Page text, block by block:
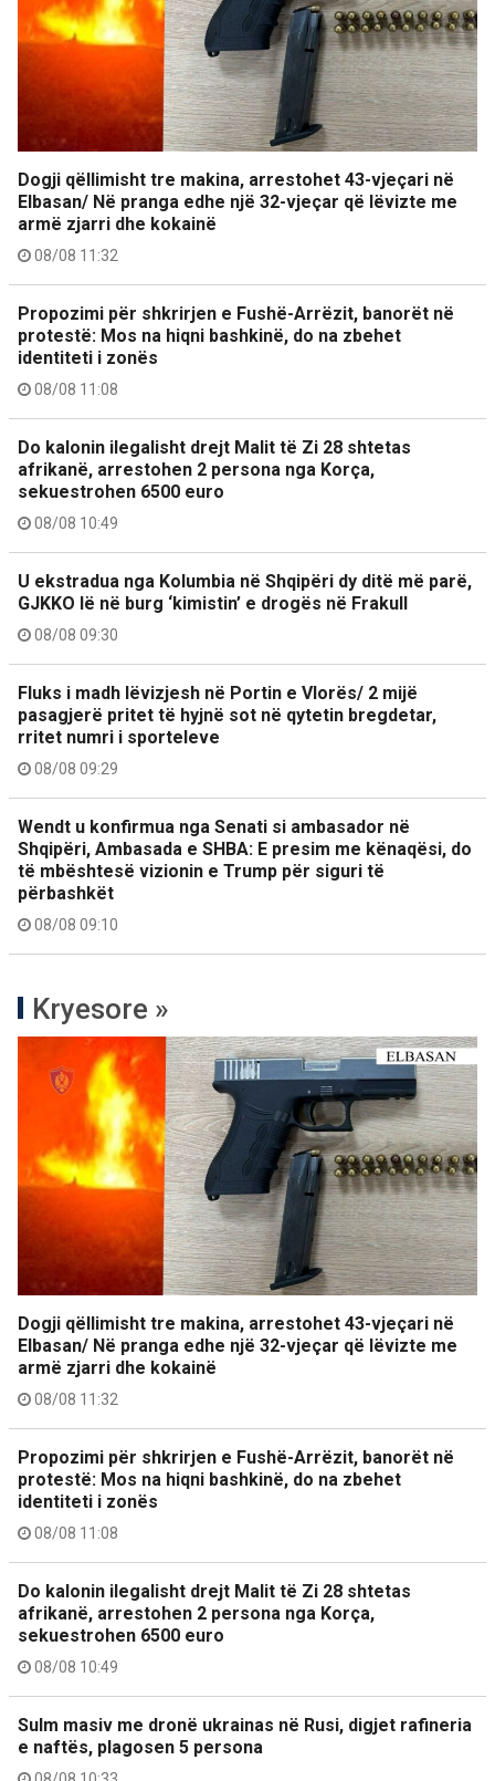
Dogji qëllimisht tre makina, arrestohet 43-vjeçari në
Elbasan/ Në pranga edhe një 32-vjeçar që lëvizte me
armë zjarri dhe kokainë
08/08 11:32
Propozimi për shkrirjen e Fushë-Arrëzit, banorët në
protestë: Mos na hiqni bashkinë, do na zbehet
identiteti i zonës
08/08 11:08
Do kalonin ilegalisht drejt Malit të Zi 28 shtetas
afrikanë, arrestohen 2 persona nga Korça,
sekuestrohen 6500 euro
08/08 10:49
U ekstradua nga Kolumbia në Shqipëri dy ditë më parë,
GJKKO lë në burg ‘kimistin’ e drogës në Frakull
08/08 09:30
Fluks i madh lëvizjesh në Portin e Vlorës/ 2 mijë
pasagjerë pritet të hyjnë sot në qytetin bregdetar,
rritet numri i sporteleve
08/08 09:29
Wendt u konfirmua nga Senati si ambasador në
Shqipëri, Ambasada e SHBA: E presim me kënaqësi, do
të mbështesë vizionin e Trump për siguri të
përbashkët
08/08 09:10
Kryesore »
Dogji qëllimisht tre makina, arrestohet 43-vjeçari në
Elbasan/ Në pranga edhe një 32-vjeçar që lëvizte me
armë zjarri dhe kokainë
08/08 11:32
Propozimi për shkrirjen e Fushë-Arrëzit, banorët në
protestë: Mos na hiqni bashkinë, do na zbehet
identiteti i zonës
08/08 11:08
Do kalonin ilegalisht drejt Malit të Zi 28 shtetas
afrikanë, arrestohen 2 persona nga Korça,
sekuestrohen 6500 euro
08/08 10:49
Sulm masiv me dronë ukrainas në Rusi, digjet rafineria
e naftës, plagosen 5 persona